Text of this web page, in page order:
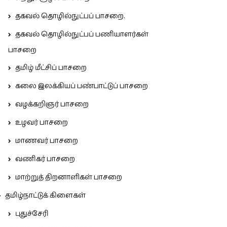
தகவல் தொழில்நுட்பப் பாசறை.
தகவல் தொழில்நுட்பப் பணியாளர்கள்
பாசறை
தமிழ் மீட்சிப் பாசறை
கலை இலக்கியப் பண்பாட்டுப் பாசறை
வழக்கறிஞர் பாசறை
உழவர் பாசறை
மாணவர் பாசறை
வணிகர் பாசறை
மாற்றுத் திறனாளிகள் பாசறை
தமிழ்நாட்டுக் கிளைகள்
புதுச்சேரி